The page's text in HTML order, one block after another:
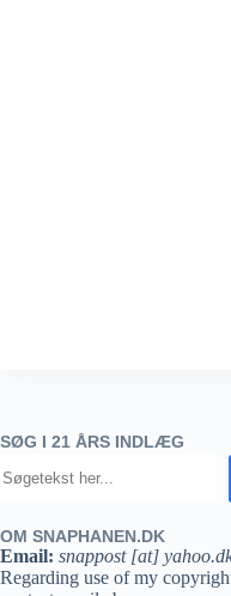
SØG I 21 ÅRS INDLÆG
OM SNAPHANEN.DK
Email: snappost [at]
Regarding use of my